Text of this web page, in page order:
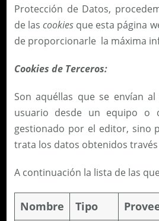
Protección de Datos,
de lascookies que esta página
de proporcionarle la máxima
Cookies de Terceros:
Son aquéllas que se envían
usuario desde un equipo o
gestionado por el editor, sino
trata los datos obtenidos través
A continuación la lista de las
Nombre Tipo